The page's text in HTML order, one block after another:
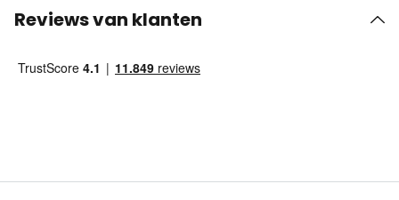
Reviews van klanten